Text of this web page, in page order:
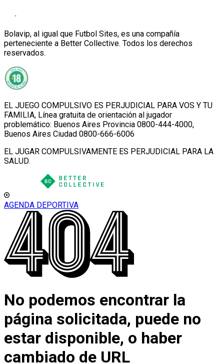
Bolavip, al igual que Futbol Sites, es una compañía
perteneciente a Better Collective. Todos los derechos
reservados.
EL JUEGO COMPULSIVO ES PERJUDICIAL PARA VOS Y TU
FAMILIA, Línea gratuita de orientación al jugador
problemático: Buenos Aires Provincia 0800-444-4000,
Buenos Aires Ciudad 0800-666-6006
EL JUGAR COMPULSIVAMENTE ES PERJUDICIAL PARA LA
SALUD.
AGENDA DEPORTIVA
No podemos encontrar la
página solicitada, puede no
estar disponible, o haber
cambiado de URL